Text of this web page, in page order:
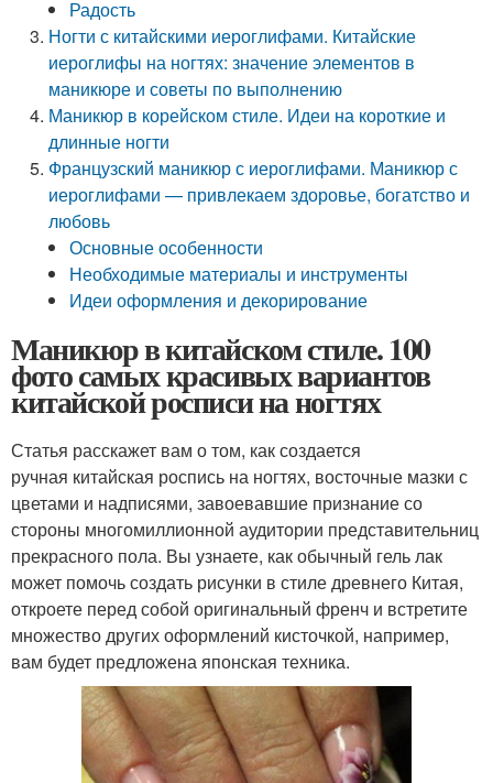
Радость
Ногти с китайскими иероглифами. Китайские
иероглифы на ногтях: значение элементов в
маникюре и советы по выполнению
Маникюр в корейском стиле. Идеи на короткие и
длинные ногти
Французский маникюр с иероглифами. Маникюр с
иероглифами — привлекаем здоровье, богатство и
любовь
Основные особенности
Необходимые материалы и инструменты
Идеи оформления и декорирование
Маникюр в китайском стиле. 100
фото самых красивых вариантов
китайской росписи на ногтях
Статья расскажет вам о том, как создается
ручная китайская роспись на ногтях, восточные мазки с
цветами и надписями, завоевавшие признание со
стороны многомиллионной аудитории представительниц
прекрасного пола. Вы узнаете, как обычный гель лак
может помочь создать рисунки в стиле древнего Китая,
откроете перед собой оригинальный френч и встретите
множество других оформлений кисточкой, например,
вам будет предложена японская техника.